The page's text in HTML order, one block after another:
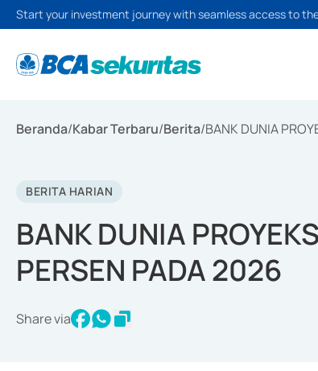
Start your investment journey with seamless access to
Beranda/Kabar Terbaru/Berita/BANK DUNIA
BERITA HARIAN
BANK DUNIA
PERSEN PADA 2026
Share via